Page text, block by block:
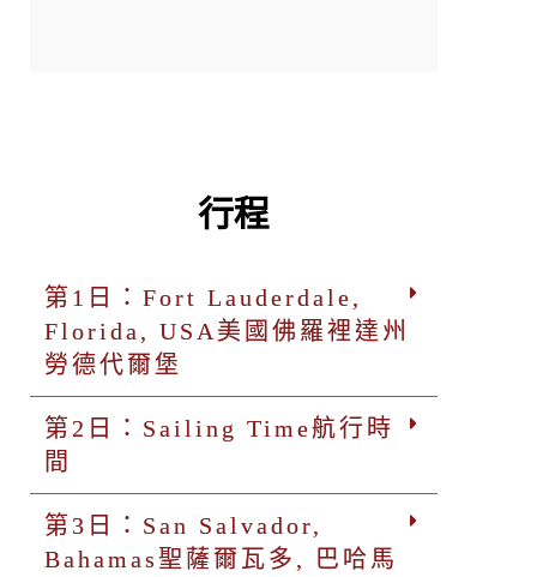
行程
第1日：Fort Lauderdale,
Florida, USA美國佛羅裡達州
勞德代爾堡
第2日：Sailing Time航行時
間
第3日：San Salvador,
Bahamas聖薩爾瓦多, 巴哈馬